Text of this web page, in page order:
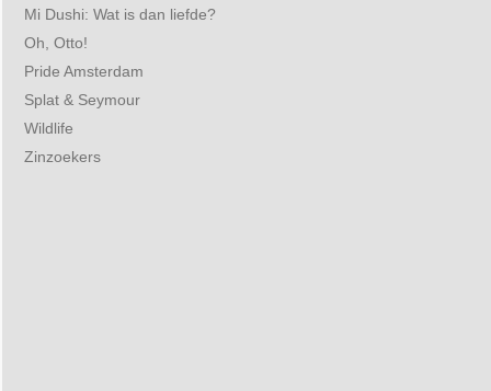
Mi Dushi: Wat is dan liefde?
Oh, Otto!
Pride Amsterdam
Splat & Seymour
Wildlife
Zinzoekers